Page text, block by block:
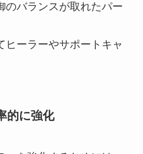
のバランスが取れたパー
ヒーラーやサポートキャ
的に強化